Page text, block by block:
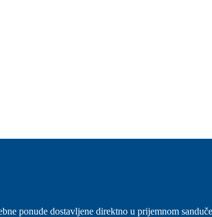
ponude dostavljene direktno u prijemnom